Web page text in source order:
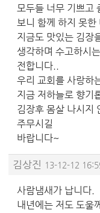
모두들 너무 기쁘고
보니 함께 하지 못한
지금도 맛있는 김장
생각하며 수고하시
전합니다..
우리 교회를 사랑하
지금 저하늘로 향기
김장후 몸살 나시지
주무시길
바랍니다~
김상진 13-12-12
사람냄새가 납니다.
내년에는 저도 도